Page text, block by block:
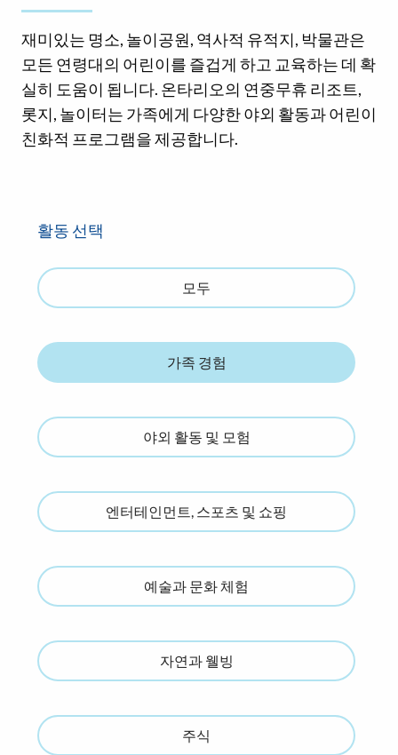
재미있는 명소, 놀이공원, 역사적 유적지, 박물관은
모든 연령대의 어린이를 즐겁게 하고 교육하는 데 확
실히 도움이 됩니다. 온타리오의 연중무휴 리조트,
롯지, 놀이터는 가족에게 다양한 야외 활동과 어린이
친화적 프로그램을 제공합니다.
활동 선택
모두
가족 경험
야외 활동 및 모험
엔터테인먼트, 스포츠 및 쇼핑
예술과 문화 체험
자연과 웰빙
주식